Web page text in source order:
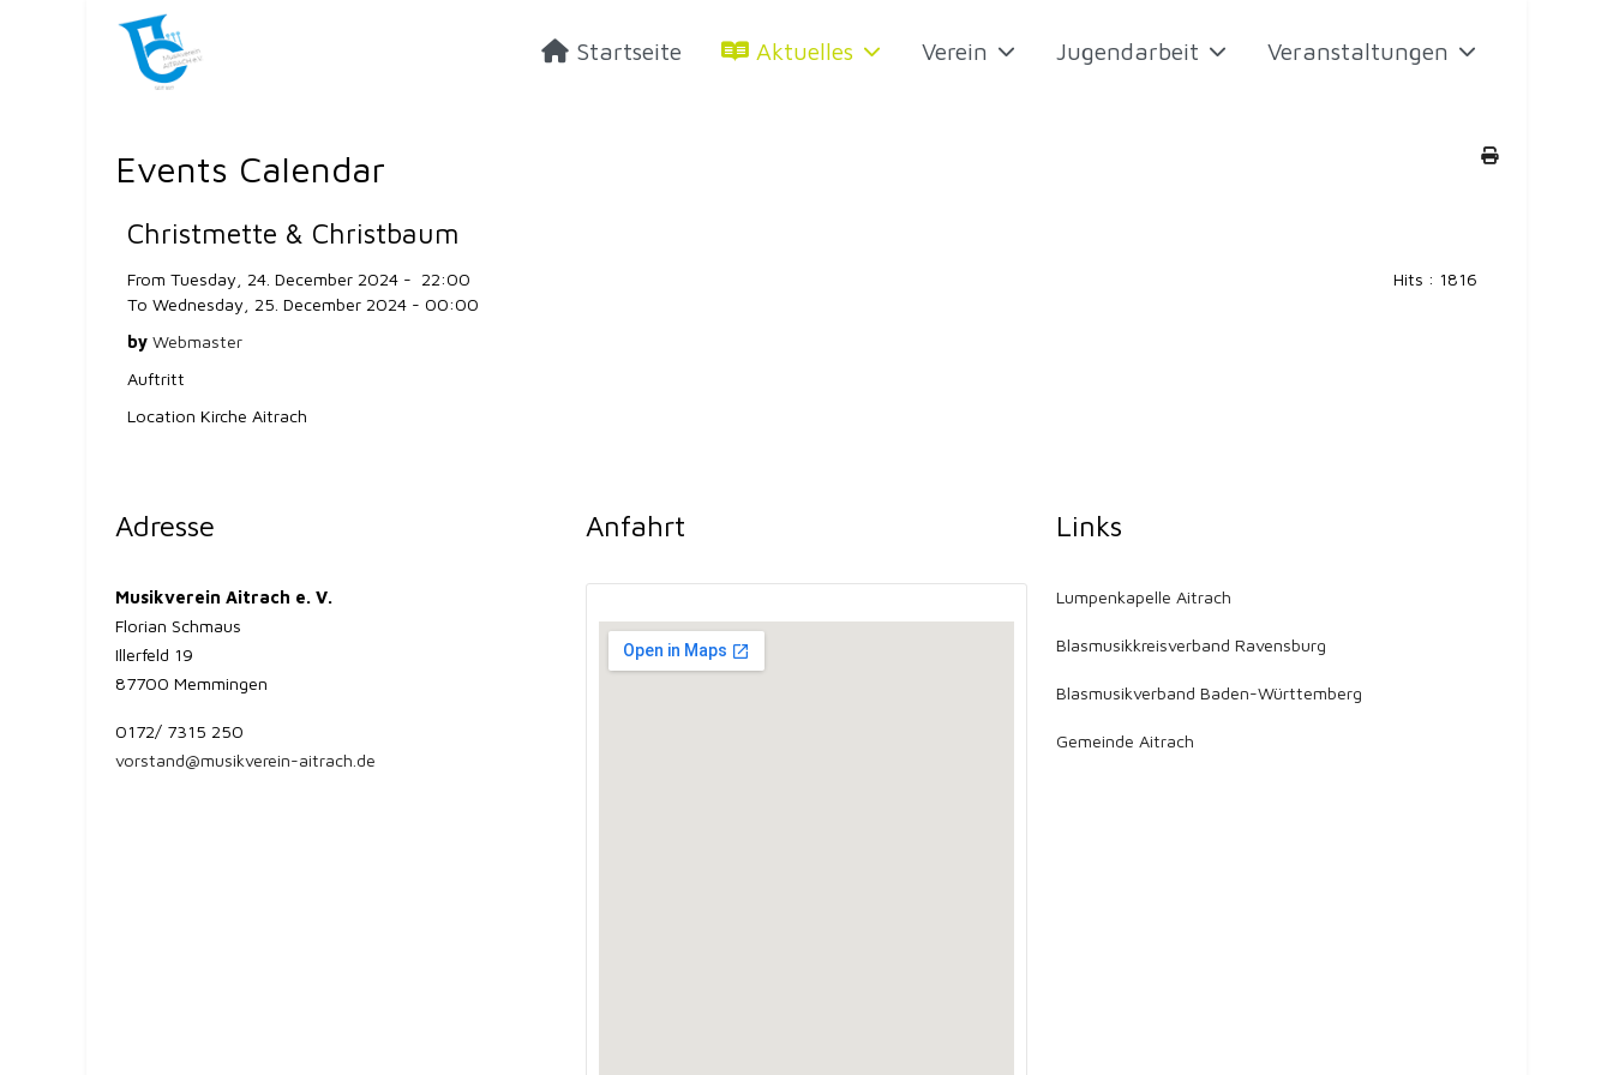
Startseite Aktuelles Verein Jugendarbeit Veranstaltungen
Events Calendar
Christmette & Christbaum
From Tuesday, 24. December 2024 - 22:00
To Wednesday, 25. December 2024 - 00:00
Hits : 1816
by Webmaster
Auftritt
Location Kirche Aitrach
Adresse
Musikverein Aitrach e. V.
Florian Schmaus
Illerfeld 19
87700 Memmingen
0172/ 7315 250
vorstand@musikverein-aitrach.de
Anfahrt Links
Lumpenkapelle Aitrach
Blasmusikkreisverband Ravensburg
Blasmusikverband Baden-Württemberg
Gemeinde Aitrach